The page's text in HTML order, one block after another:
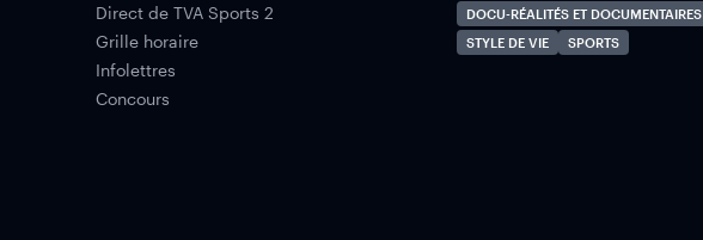
Direct de TVA Sports 2
Grille horaire
Infolettres
Concours
DOCU-RÉALITÉS ET DOCUMENTAIRES
STYLE DE VIE
SPORTS